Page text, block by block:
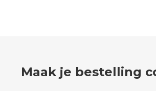
Maak je bestelling